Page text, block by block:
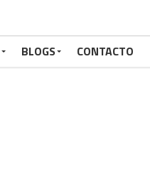
BLOGS CONTACTO